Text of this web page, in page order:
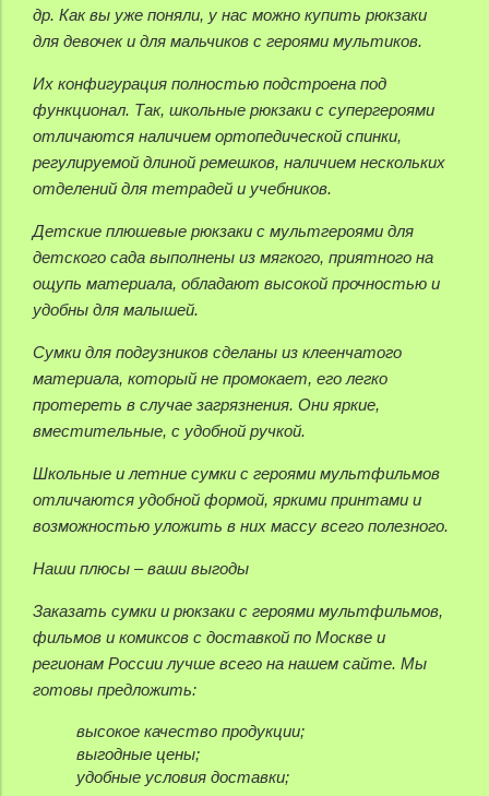
др. Как вы уже поняли, у нас можно купить рюкзаки
для девочек и для мальчиков с героями мультиков.
Их конфигурация полностью подстроена под
функционал. Так, школьные рюкзаки с супергероями
отличаются наличием ортопедической спинки,
регулируемой длиной ремешков, наличием нескольких
отделений для тетрадей и учебников.
Детские плюшевые рюкзаки с мультгероями для
детского сада выполнены из мягкого, приятного на
ощупь материала, обладают высокой прочностью и
удобны для малышей.
Сумки для подгузников сделаны из клеенчатого
материала, который не промокает, его легко
протереть в случае загрязнения. Они яркие,
вместительные, с удобной ручкой.
Школьные и летние сумки с героями мультфильмов
отличаются удобной формой, яркими принтами и
возможностью уложить в них массу всего полезного.
Наши плюсы – ваши выгоды
Заказать сумки и рюкзаки с героями мультфильмов,
фильмов и комиксов с доставкой по Москве и
регионам России лучше всего на нашем сайте. Мы
готовы предложить:
высокое качество продукции;
выгодные цены;
удобные условия доставки;